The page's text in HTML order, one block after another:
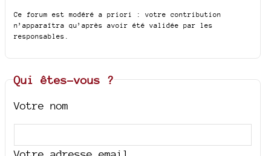
Ce forum est modéré a priori : votre contribution
n’apparaîtra qu’après avoir été validée par les
responsables.
Qui êtes-vous ?
Votre nom